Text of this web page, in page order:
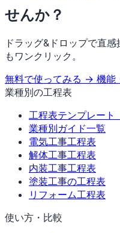
せんか？
ドラッグ&ドロップで直
もワンクリック。
無料で使ってみる → 機能
業種別の工程表
工程表テンプレート
業種別ガイド一覧
電気工事工程表
解体工事工程表
内装工事工程表
塗装工事の工程表
リフォーム工程表
使い方・比較